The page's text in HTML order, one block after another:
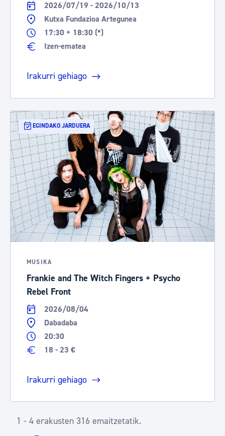
2026/07/19 - 2026/10/13
Kutxa Fundazioa Artegunea
17:30 + 18:30 (*)
Izen-ematea
Irakurri gehiago
EGINDAKO JARDUERA
MUSIKA
Frankie and The Witch Fingers + Psycho
Rebel Front
2026/08/04
Dabadaba
20:30
18 - 23 €
Irakurri gehiago
1 - 4 erakusten 316 emaitzetatik.